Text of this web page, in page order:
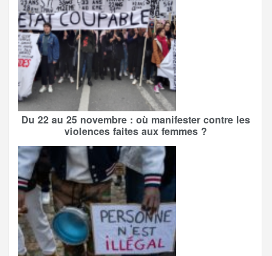
Du 22 au 25 novembre : où manifester contre les
violences faites aux femmes ?